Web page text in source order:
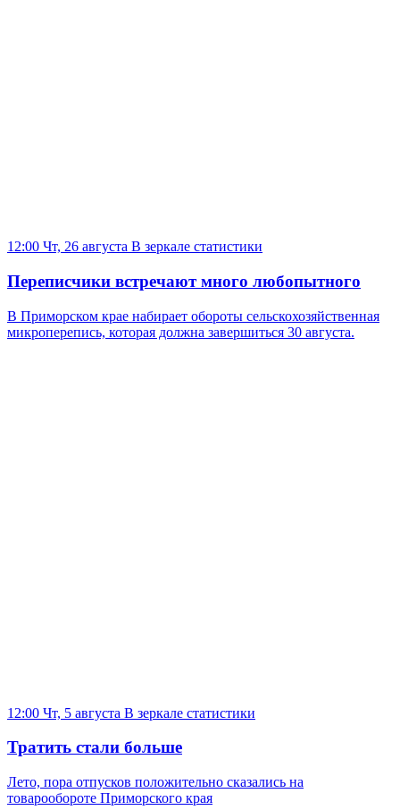
12:00 Чт, 26 августа В зеркале статистики
Переписчики встречают много любопытного
В Приморском крае набирает обороты сельскохозяйственная
микроперепись, которая должна завершиться 30 августа.
12:00 Чт, 5 августа В зеркале статистики
Тратить стали больше
Лето, пора отпусков положительно сказались на
товарообороте Приморского края